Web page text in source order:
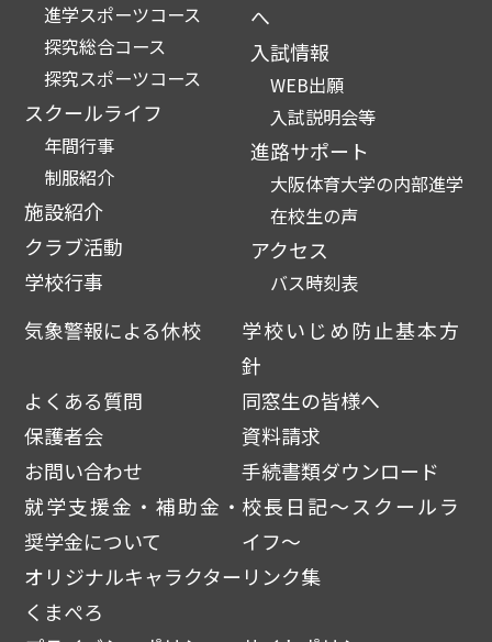
進学スポーツコース
探究総合コース
探究スポーツコース
スクールライフ
年間行事
制服紹介
施設紹介
クラブ活動
学校行事
へ
入試情報
WEB出願
入試説明会等
進路サポート
大阪体育大学の内部進学
在校生の声
アクセス
バス時刻表
気象警報による休校
学校いじめ防止基本方
針
よくある質問
同窓生の皆様へ
保護者会
資料請求
お問い合わせ
手続書類ダウンロード
就学支援金・補助金・
奨学金について
校長日記～スクールラ
イフ～
オリジナルキャラクター
くまぺろ
リンク集